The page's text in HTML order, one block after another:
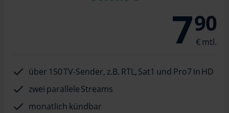
790
über 150 TV-Sender, z.B. RTL, Sat1 und Pro7 in HD
zwei parallele Streams
monatlich kündbar